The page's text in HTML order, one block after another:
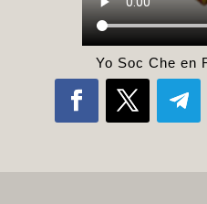
Yo Soc Che en